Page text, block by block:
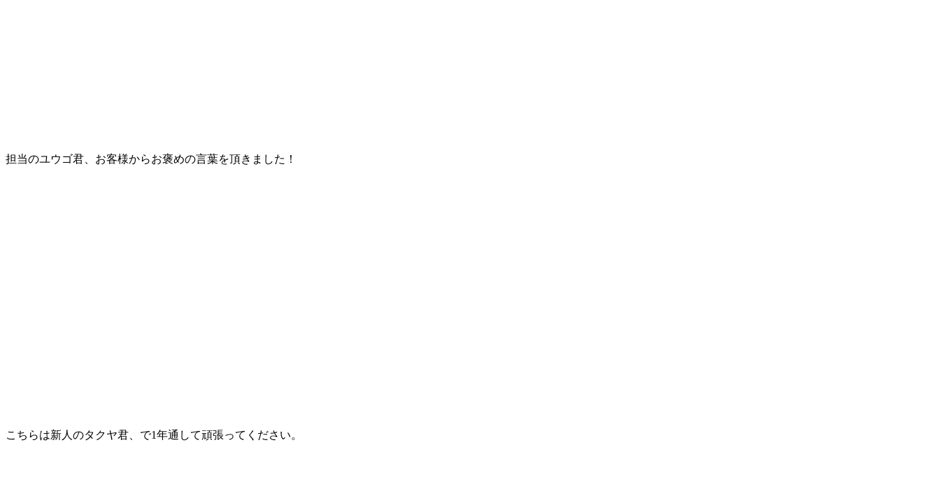
担当のユウゴ君、お客様からお褒めの言葉を頂きました！
こちらは新人のタクヤ君、で1年通して頑張ってください。